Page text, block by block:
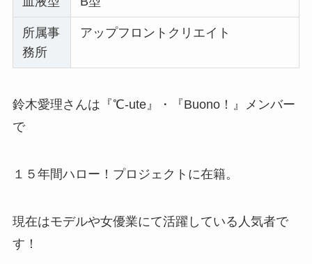
所属事
務所
アップフロントクリエイト
鈴木愛理さんは『℃-ute』・『Buono！』メンバー
で
１５年間ハロー！プロジェクトに在籍。
現在はモデルや女優業にて活躍している人気者で
す！